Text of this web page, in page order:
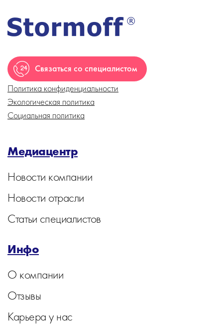
Связаться со специалистом
Политика конфиденциальности
Экологическая политика
Социальная политика
Медиацентр
Новости компании
Новости отрасли
Статьи специалистов
Инфо
О компании
Отзывы
Карьера у нас